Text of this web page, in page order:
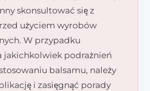
skonsultować się z
użyciem wyrobów
W przypadku
jakichkolwiek podrażnień
balsamu, należy
i zasięgnąć porady